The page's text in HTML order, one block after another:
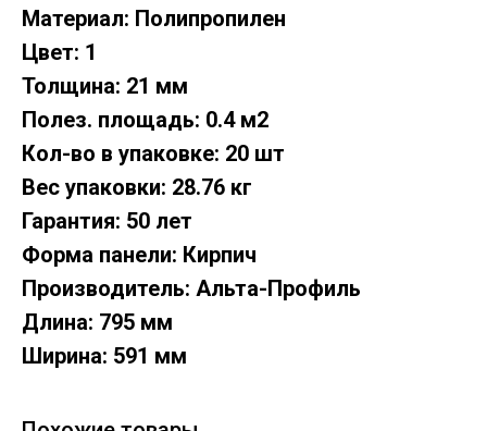
Материал: Полипропилен
Цвет: 1
Толщина: 21 мм
Полез. площадь: 0.4 м2
Кол-во в упаковке: 20 шт
Вес упаковки: 28.76 кг
Гарантия: 50 лет
Форма панели: Кирпич
Производитель: Альта-Профиль
Длина: 795 мм
Ширина: 591 мм